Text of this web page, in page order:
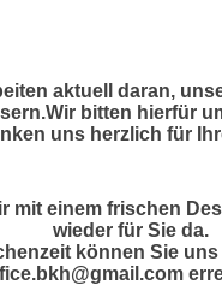
aktuell daran,
bitten hierfür
uns herzlich für
mit einem frischen
wieder für Sie da.
können Sie